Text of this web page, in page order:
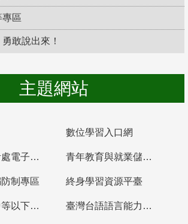
專區
敢說出來！
主題網站
數位學習入口網
教育部統計處電子書櫃 青年教育與就業儲蓄帳戶
制專區 終身學習資源平臺
教育部高中等以下學校及幼兒園教師資格檢定考試 臺灣台語語言能力認證網站